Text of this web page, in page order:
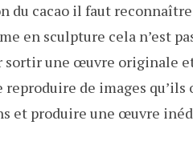
cacao il faut reconnaître
en sculpture cela n’est
sortir une œuvre originale
reproduire de images
et produire une œuvre